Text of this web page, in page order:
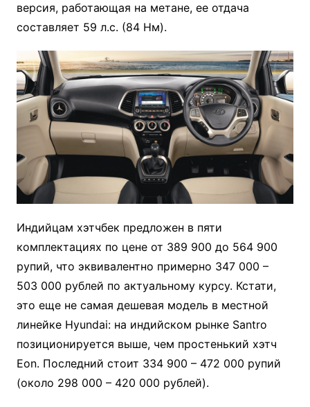
версия, работающая на метане, ее отдача
составляет 59 л.с. (84 Нм).
Индийцам хэтчбек предложен в пяти
комплектациях по цене от 389 900 до 564 900
рупий, что эквивалентно примерно 347 000 –
503 000 рублей по актуальному курсу. Кстати,
это еще не самая дешевая модель в местной
линейке Hyundai: на индийском рынке Santro
позиционируется выше, чем простенький хэтч
Eon. Последний стоит 334 900 – 472 000 рупий
(около 298 000 – 420 000 рублей).